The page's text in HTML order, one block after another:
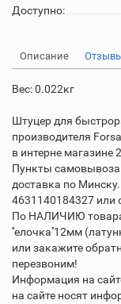
Доступно:
Описание
Вес: 0.022кг
Штуцер для
производителя
в интерне магазине
Пункты самовывоза
доставка по
4631140184327 или
По НАЛИЧИЮ
''елочка''12мм
или закажите
перезвоним!
Информация на
на сайте носят